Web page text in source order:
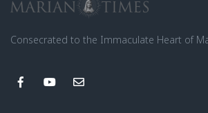
Consecrated to the Immaculate Heart of